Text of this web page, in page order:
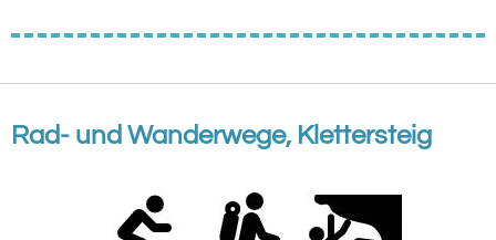
Rad- und Wanderwege, Klettersteig